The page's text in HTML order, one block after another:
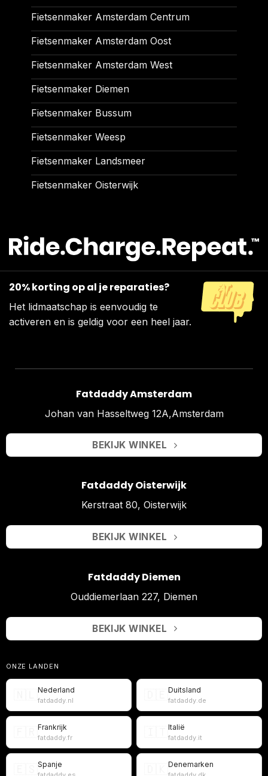
Fietsenmaker Amsterdam Centrum
Fietsenmaker Amsterdam Oost
Fietsenmaker Amsterdam West
Fietsenmaker Diemen
Fietsenmaker Bussum
Fietsenmaker Weesp
Fietsenmaker Landsmeer
Fietsenmaker Oisterwijk
20% korting op al je reparaties?
Het lidmaatschap is eenvoudig te
activeren en is geldig voor een heel jaar.
Fatdaddy Amsterdam
Johan van Hasseltweg 12A,Amsterdam
BEKIJK WINKEL
Fatdaddy Oisterwijk
Kerstraat 80, Oisterwijk
BEKIJK WINKEL
Fatdaddy Diemen
Ouddiemerlaan 227, Diemen
BEKIJK WINKEL
ONZE LANDEN
Nederland
fatdaddy.nl
Duitsland
fatdaddy.de
Frankrijk
fatdaddy.fr
Italië
fatdaddy.it
Spanje Denemarken